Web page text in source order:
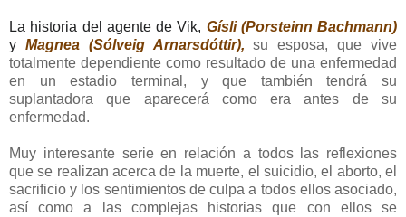
La historia del agente de Vik, Gísli (Porsteinn Bachmann)
y Magnea (Sólveig Arnarsdóttir),su esposa, que vive
totalmente dependiente como resultado de una enfermedad
en un estadio terminal, y que también tendrá su
suplantadora que aparecerá como era antes de su
enfermedad.
Muy interesante serie en relación a todos las reflexiones
que se realizan acerca de la muerte, el suicidio, el aborto, el
sacrificio y los sentimientos de culpa a todos ellos asociado,
así como a las complejas historias que con ellos se